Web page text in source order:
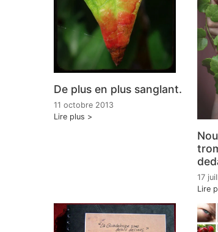
De plus en plus sanglant.
11 octobre 2013
Lire plus
17
Lire